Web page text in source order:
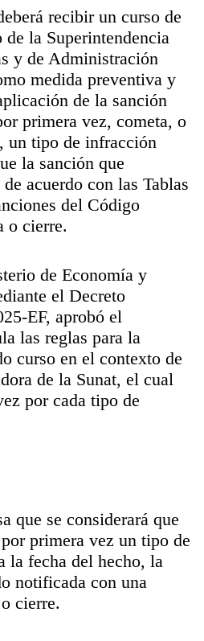
recibir un curso de
la Superintendencia
y de Administración
medida preventiva y
de la sanción
primera vez, cometa, o
un tipo de infracción
la sanción que
acuerdo con las Tablas
del Código
o cierre.
de Economía y
el Decreto
EF, aprobó el
las reglas para la
curso en el contexto de
de la Sunat, el cual
por cada tipo de
que se considerará que
primera vez un tipo de
la fecha del hecho, la
notificada con una
cierre.